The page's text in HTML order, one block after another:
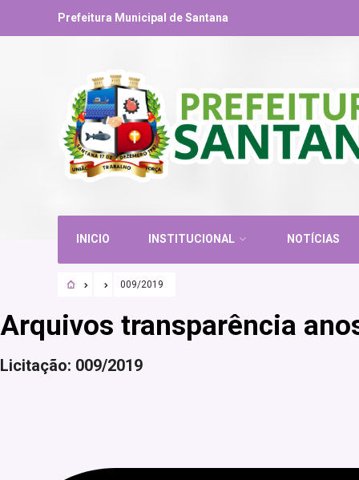
Prefeitura Municipal de Santana
INICIO INSTITUCIONAL NOTÍCIAS
009/2019
Arquivos transparência
Licitação: 009/2019